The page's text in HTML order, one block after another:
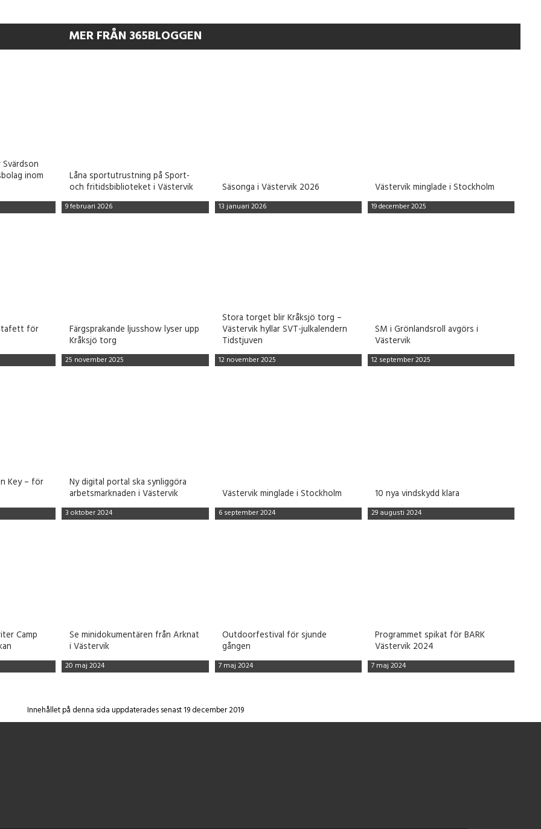
MER FRÅN 365BLOGGEN
inom Låna sportutrustning på Sport-
och fritidsbiblioteket i Västervik
9 februari 2026
Säsonga i Västervik 2026
13 januari 2026
Västervik minglade i Stockholm
19 december 2025
för Färgsprakande ljusshow lyser upp
Kråksjö torg
25 november 2025
Stora torget blir Kråksjö torg –
Västervik hyllar SVT-julkalendern
Tidstjuven
12 november 2025
SM i Grönlandsroll avgörs i
Västervik
12 september 2025
Key – för Ny digital portal ska synliggöra
arbetsmarknaden i Västervik
3 oktober 2024
Västervik minglade i Stockholm
6 september 2024
10 nya vindskydd klara
29 augusti 2024
Camp Se minidokumentären från Arknat
i Västervik
20 maj 2024
Outdoorfestival för sjunde
gången
7 maj 2024
Programmet spikat för BARK
Västervik 2024
7 maj 2024
Innehållet på denna sida uppdaterades senast 19 december 2019